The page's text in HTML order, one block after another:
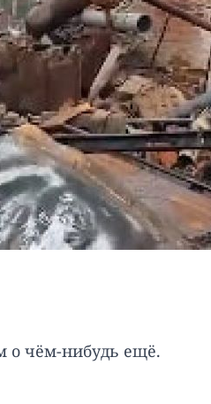
о чём-нибудь ещё.